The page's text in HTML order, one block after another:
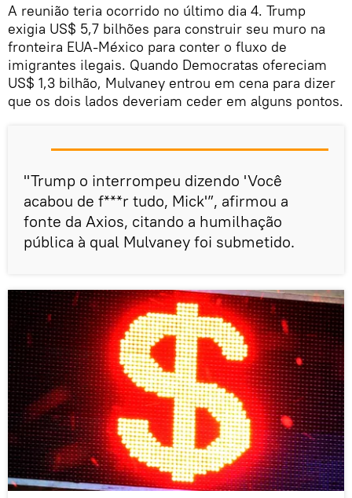
A reunião teria ocorrido no último dia 4. Trump
exigia US$ 5,7 bilhões para construir seu muro na
fronteira EUA-México para conter o fluxo de
imigrantes ilegais. Quando Democratas ofereciam
US$ 1,3 bilhão, Mulvaney entrou em cena para dizer
que os dois lados deveriam ceder em alguns pontos.
"Trump o interrompeu dizendo 'Você
acabou de f***r tudo, Mick'”, afirmou a
fonte da Axios, citando a humilhação
pública à qual Mulvaney foi submetido.